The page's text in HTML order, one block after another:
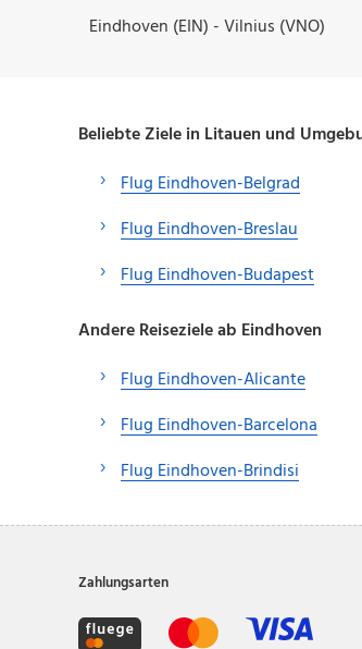
Eindhoven (EIN) - Vilnius (VNO)
Beliebte Ziele in Litauen und
Flug Eindhoven-Belgrad
Flug Eindhoven-Breslau
Flug Eindhoven-Budapest
Andere Reiseziele ab Eindhoven
Flug Eindhoven-Alicante
Flug Eindhoven-Barcelona
Flug Eindhoven-Brindisi